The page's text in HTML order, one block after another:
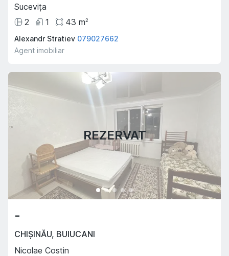
Sucevița
2
1 43 m2
Alexandr Stratiev 079027662
Agent imobiliar
REZERVAT
-
CHIȘINĂU, BUIUCANI
Nicolae Costin